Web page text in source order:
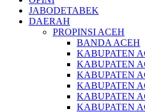
JABODETABEK
DAERAH
PROPINSI ACEH
BANDA ACEH
KABUPATEN
KABUPATEN
KABUPATEN
KABUPATEN
KABUPATEN
KABUPATEN